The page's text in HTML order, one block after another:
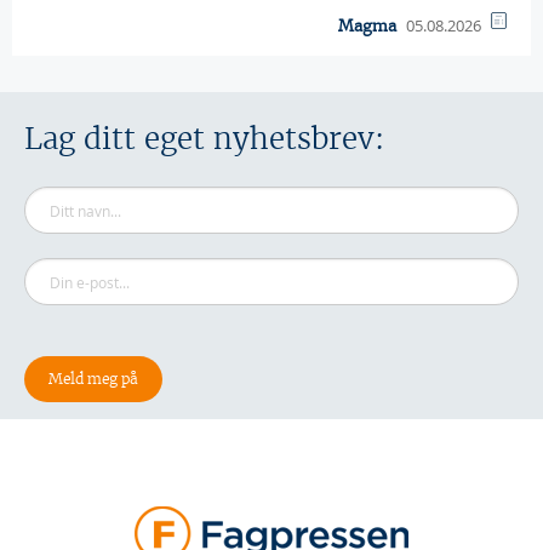
Magma 05.08.2026
Lag ditt eget nyhetsbrev: